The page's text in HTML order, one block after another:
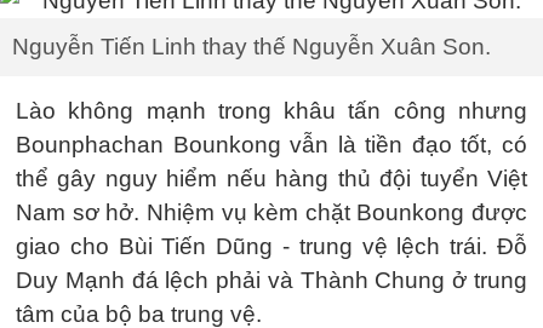
Nguyễn Tiến Linh thay thế Nguyễn Xuân Son.
Lào không mạnh trong khâu tấn công nhưng
Bounphachan Bounkong vẫn là tiền đạo tốt, có
thể gây nguy hiểm nếu hàng thủ đội tuyển Việt
Nam sơ hở. Nhiệm vụ kèm chặt Bounkong được
giao cho Bùi Tiến Dũng - trung vệ lệch trái. Đỗ
Duy Mạnh đá lệch phải và Thành Chung ở trung
tâm của bộ ba trung vệ.